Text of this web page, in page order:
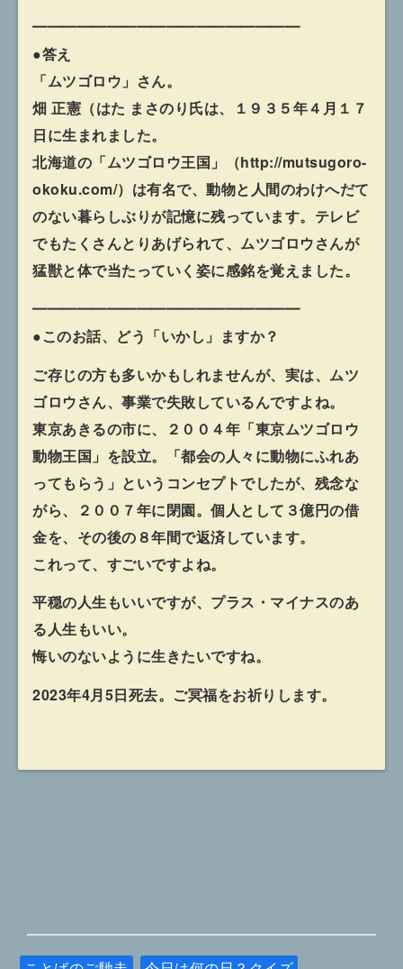
━━━━━━━━━━━━━━━━━━
●答え
「ムツゴロウ」さん。
畑 正憲（はた まさのり氏は、１９３５年４月１７
日に生まれました。
北海道の「ムツゴロウ王国」（http://mutsugoro-
okoku.com/）は有名で、動物と人間のわけへだて
のない暮らしぶりが記憶に残っています。テレビ
でもたくさんとりあげられて、ムツゴロウさんが
猛獣と体で当たっていく姿に感銘を覚えました。
━━━━━━━━━━━━━━━━━━
●このお話、どう「いかし」ますか？
ご存じの方も多いかもしれませんが、実は、ムツ
ゴロウさん、事業で失敗しているんですよね。
東京あきるの市に、２００４年「東京ムツゴロウ
動物王国」を設立。「都会の人々に動物にふれあ
ってもらう」というコンセプトでしたが、残念な
がら、２００７年に閉園。個人として３億円の借
金を、その後の８年間で返済しています。
これって、すごいですよね。
平穏の人生もいいですが、プラス・マイナスのあ
る人生もいい。
悔いのないように生きたいですね。
2023年4月5日死去。ご冥福をお祈りします。